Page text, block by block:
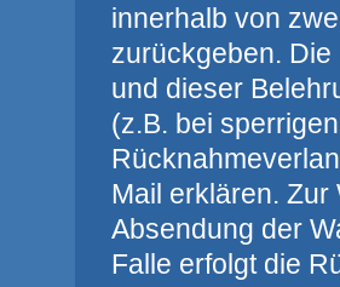
innerhalb von
zurückgeben. Die
und dieser
(z.B. bei
Mail erklären.
Absendung der
Falle erfolgt die